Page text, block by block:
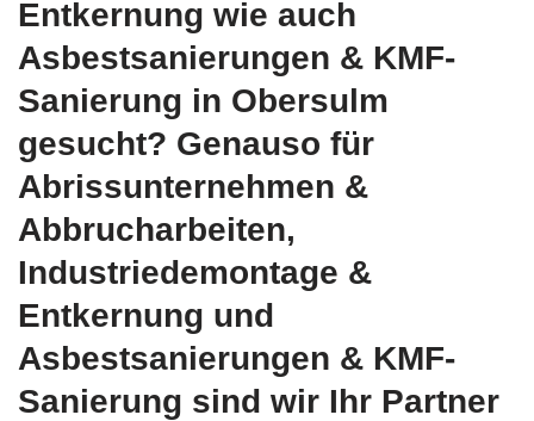
Entkernung wie auch
Asbestsanierungen & KMF-
Sanierung in Obersulm
gesucht? Genauso für
Abrissunternehmen &
Abbrucharbeiten,
Industriedemontage &
Entkernung und
Asbestsanierungen & KMF-
Sanierung sind wir Ihr Partner